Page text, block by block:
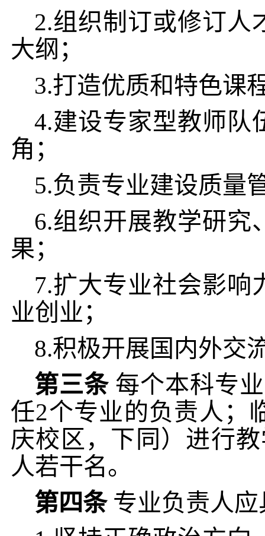
2.组织制订或修订人
大纲；
3.打造优质和特色课
4.建设专家型教师队
角；
5.负责专业建设质量
6.组织开展教学研究
果；
7.扩大专业社会影响
业创业；
8.积极开展国内外交
第三条 每个本科专
任2个专业的负责人；
庆校区，下同）进行
人若干名。
第四条 专业负责人